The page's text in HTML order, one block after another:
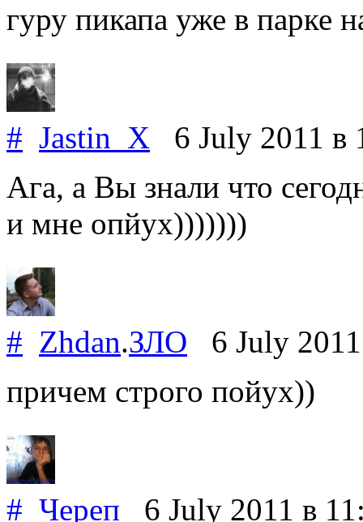
гуру пикапа уже в парке
# Jastin_X 6 July 2011 в
Ага, а Вы знали что
и мне опйух)))))))
# Zhdan.ЗЛО 6 July
причем строго пойух))
# Череп 6 July 2011 в